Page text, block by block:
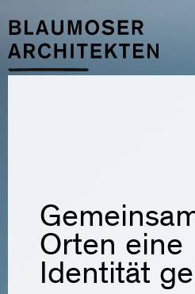
Orten eine
Identität